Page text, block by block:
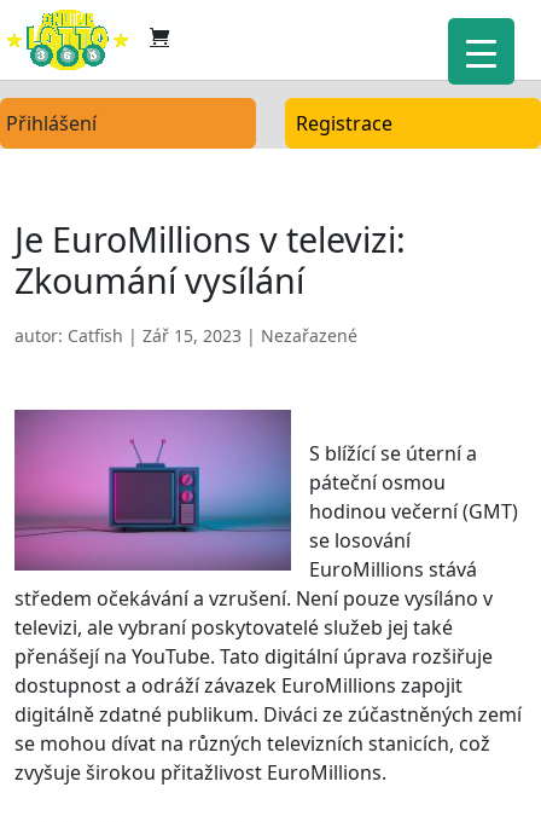
Přihlášení Registrace
Je EuroMillions v televizi:
Zkoumání vysílání
autor: Catfish | Zář 15, 2023 | Nezařazené
S blížící se úterní a
páteční osmou
hodinou večerní (GMT)
se losování
EuroMillions stává
středem očekávání a vzrušení. Není pouze vysíláno v
televizi, ale vybraní poskytovatelé služeb jej také
přenášejí na YouTube. Tato digitální úprava rozšiřuje
dostupnost a odráží závazek EuroMillions zapojit
digitálně zdatné publikum. Diváci ze zúčastněných zemí
se mohou dívat na různých televizních stanicích, což
zvyšuje širokou přitažlivost EuroMillions.